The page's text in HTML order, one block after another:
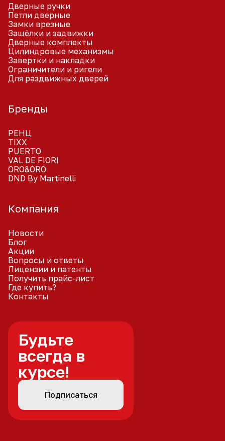
Дверные ручки
Петли дверные
Замки врезные
Защёлки и задвижки
Дверные комплекты
Цилиндровые механизмы
Завертки и накладки
Ограничители и ригели
Для раздвижных дверей
Бренды
РЕНЦ
TIXX
PUERTO
VAL DE FIORI
ORO&ORO
DND By Martinelli
Компания
Новости
Блог
Акции
Вопросы и ответы
Лицензии и патенты
Получить прайс-лист
Где купить?
Контакты
Будьте
всегда в
курсе!
Подписаться